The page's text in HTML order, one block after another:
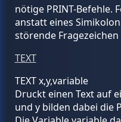
nötige PRINT-Befehle.
anstatt eines
störende
TEXT
TEXT x,y,variable
Druckt einen Text auf
und y bilden dabei die